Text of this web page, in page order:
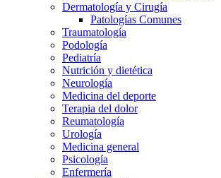
Dermatología y Cirugía
Patologías Comunes
Traumatología
Podología
Pediatría
Nutrición y dietética
Neurología
Medicina del deporte
Terapia del dolor
Reumatología
Urología
Medicina general
Psicología
Enfermería